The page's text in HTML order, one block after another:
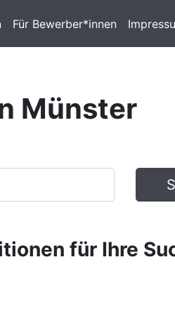
Für Bewerber*innen
Münster
für Ihre